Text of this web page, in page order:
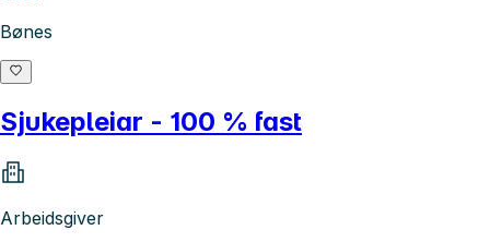
Bønes
Sjukepleiar - 100 % fast
Arbeidsgiver